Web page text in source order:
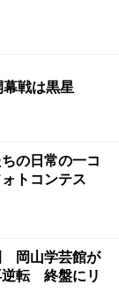
戦は黒星
の日常の一コ
トコンテス
岡山学芸館が
逆転 終盤にリ